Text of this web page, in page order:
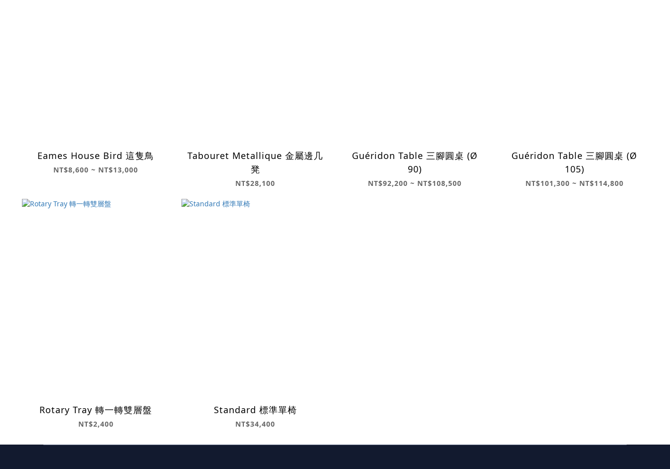
Eames House Bird 這隻鳥
NT$8,600 ~ NT$13,000
Tabouret Metallique 金屬邊几
凳
NT$28,100
Guéridon Table 三腳圓桌 (Ø
90)
NT$92,200 ~ NT$108,500
Guéridon Table 三腳圓桌 (Ø
105)
NT$101,300 ~ NT$114,800
Rotary Tray 轉一轉雙層盤
NT$2,400
Standard 標準單椅
NT$34,400